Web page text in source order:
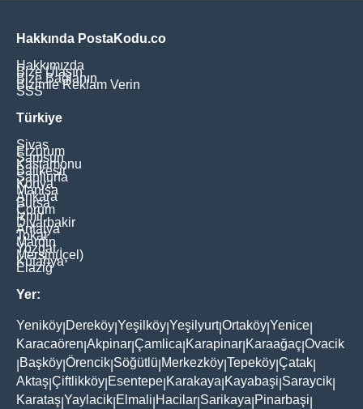
Hakkında PostaKodu.co
Hakkımızda
Bize Ulaşın
Bize Bağlanın
Bizimle Reklam Verin
SSS
Türkiye
Sivas
Erzurum
Samsun
Kastamonu
Balikesir
Şanliurfa
Konya
Manisa
Ankara
Bursa
Çorum
İzmir
Diyarbakir
Antalya
Tokat
Mardin
Yozgat
Mersin(İçel)
Kütahya
Elaziğ
Yer:
Yeniköy Dereköy Yeşilköy Yeşilyurt|Ortaköy Yenice
Karacaören Akpinar Çamlica Karapinar Karaağaç Ovacik
Başköy Örencik Söğütlü Merkezköy Tepeköy Çatak
Aktaş Çiftlikköy Esentepe Karakaya Kayabaşi Saraycik
Karataş Yaylacik Elmali Hacilar Sarikaya Pinarbaşi